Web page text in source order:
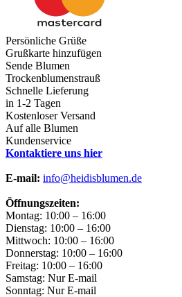
Persönliche Grüße
Grußkarte hinzufügen
Sende Blumen
Trockenblumenstrauß
Schnelle Lieferung
in 1-2 Tagen
Kostenloser Versand
Auf alle Blumen
Kundenservice
Kontaktiere uns hier
E-mail: info@heidisblumen.de
Öffnungszeiten:
Montag: 10:00 – 16:00
Dienstag: 10:00 – 16:00
Mittwoch: 10:00 – 16:00
Donnerstag: 10:00 – 16:00
Freitag: 10:00 – 16:00
Samstag: Nur E-mail
Sonntag: Nur E-mail